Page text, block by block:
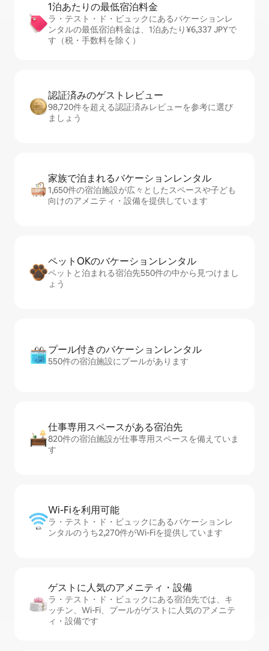
1泊あたりの最⁠低⁠宿⁠泊⁠料⁠金
ラ・テスト・ド・ビュックにあるバケーションレ
ンタルの最低宿泊料金は、1泊あたり¥6,337 JPYで
す（税・手数料を除く）
認証済みのゲ⁠ス⁠ト⁠レ⁠ビ⁠ュ⁠ー
98,720件を超える認証済みレビューを参考に選び
ましょう
家族で泊まれるバ⁠ケ⁠ー⁠シ⁠ョ⁠ンレ⁠ン⁠タ⁠ル
1,650件の宿泊施設が広々としたスペースや子ども
向けのアメニティ・設備を提供しています
ペットOKのバ⁠ケ⁠ー⁠シ⁠ョ⁠ンレ⁠ン⁠タ⁠ル
ペットと泊まれる宿泊先550件の中から見つけまし
ょう
プール付きのバ⁠ケ⁠ー⁠シ⁠ョ⁠ンレ⁠ン⁠タ⁠ル
550件の宿泊施設にプールがあります
仕事専用ス⁠ペ⁠ー⁠スがあ⁠る宿⁠泊⁠先
820件の宿泊施設が仕事専用スペースを備えていま
す
Wi-Fiを利⁠用⁠可⁠能
ラ・テスト・ド・ビュックにあるバケーションレ
ンタルのうち2,270件がWi-Fiを提供しています
ゲストに人⁠気⁠のア⁠メ⁠ニ⁠テ⁠ィ・設⁠備
ラ・テスト・ド・ビュックにある宿泊先では、キ
ッチン、Wi-Fi、プールがゲストに人気のアメニテ
ィ・設備です